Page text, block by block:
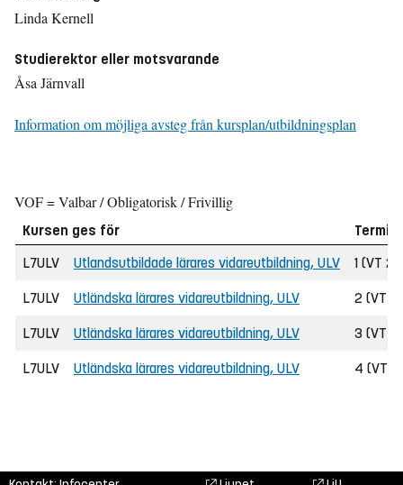
Linda Kernell
Studierektor eller motsvarande
Åsa Järnvall
Information om möjliga avsteg från kursplan/utbildningsplan
VOF = Valbar / Obligatorisk / Frivillig
Kursen ges för
Termin
L7ULV
Utlandsutbildade lärares vidareutbildning, ULV 1 (VT
L7ULV Utländska lärares vidareutbildning, ULV 2 (VT
L7ULV Utländska lärares vidareutbildning, ULV 3 (VT
L7ULV Utländska lärares vidareutbildning, ULV 4 (VT